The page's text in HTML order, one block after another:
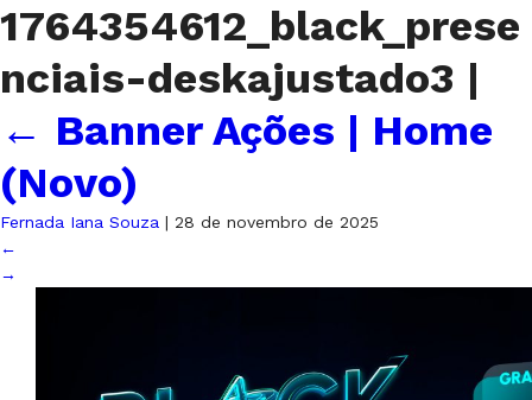
1764354612_black_prese
nciais-deskajustado3 |
← Banner Ações | Home
(Novo)
Fernada Iana Souza | 28 de novembro de 2025
←
→